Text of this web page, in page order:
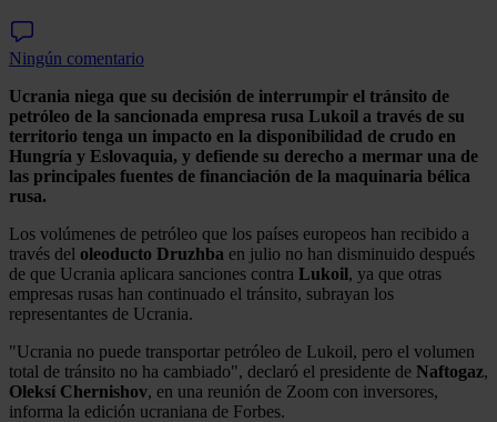
Ningún comentario
Ucrania niega que su decisión de interrumpir el tránsito de
petróleo de la sancionada empresa rusa Lukoil a través de su
territorio tenga un impacto en la disponibilidad de crudo en
Hungría y Eslovaquia, y defiende su derecho a mermar una de
las principales fuentes de financiación de la maquinaria bélica
rusa.
Los volúmenes de petróleo que los países europeos han recibido a
través del oleoducto Druzhba en julio no han disminuido después
de que Ucrania aplicara sanciones contra Lukoil, ya que otras
empresas rusas han continuado el tránsito, subrayan los
representantes de Ucrania.
"Ucrania no puede transportar petróleo de Lukoil, pero el volumen
total de tránsito no ha cambiado", declaró el presidente de Naftogaz,
Oleksí Chernishov, en una reunión de Zoom con inversores,
informa la edición ucraniana de Forbes.